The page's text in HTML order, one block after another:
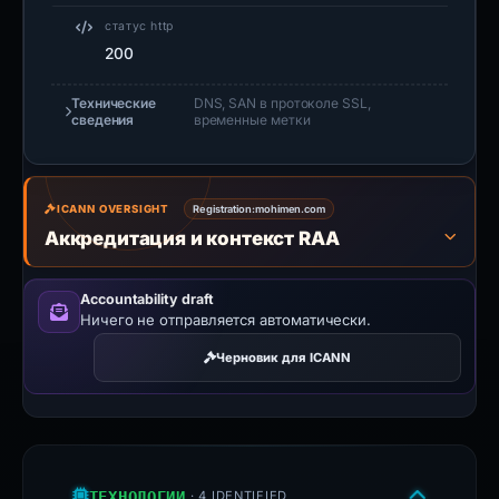
статус http
200
Технические
сведения
DNS, SAN в протоколе SSL,
временные метки
ICANN OVERSIGHT Registration:mohimen.com
Аккредитация и контекст RAA
Accountability draft
Ничего не отправляется автоматически.
Черновик для ICANN
· 4 IDENTIFIED